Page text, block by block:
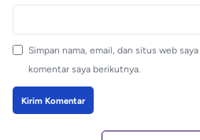
Simpan nama, email, dan situs web
komentar saya berikutnya.